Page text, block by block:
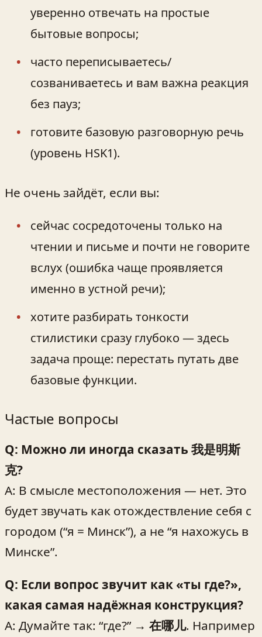
уверенно отвечать на простые
бытовые вопросы;
часто переписываетесь/
созваниваетесь и вам важна реакция
без пауз;
готовите базовую разговорную речь
(уровень HSK1).
Не очень зайдёт, если вы:
сейчас сосредоточены только на
чтении и письме и почти не говорите
вслух (ошибка чаще проявляется
именно в устной речи);
хотите разбирать тонкости
стилистики сразу глубоко — здесь
задача проще: перестать путать две
базовые функции.
Частые вопросы
Q: Можно ли иногда сказать 我是明斯
克?
A: В смысле местоположения — нет. Это
будет звучать как отождествление себя с
городом (“я = Минск”), а не “я нахожусь в
Минске”.
Q: Если вопрос звучит как «ты где?»,
какая самая надёжная конструкция?
A: Думайте так: “где?” → 在哪儿. Например